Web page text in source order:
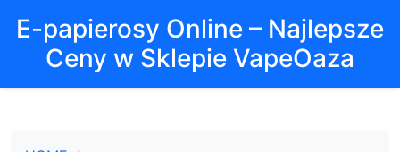
E-papierosy Online – Najlepsze
Ceny w Sklepie VapeOaza